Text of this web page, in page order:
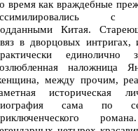
время как враждебные
с
Китая.
в дворцовых интригах,
единолично
наложница
между прочим,
историческая
сама по